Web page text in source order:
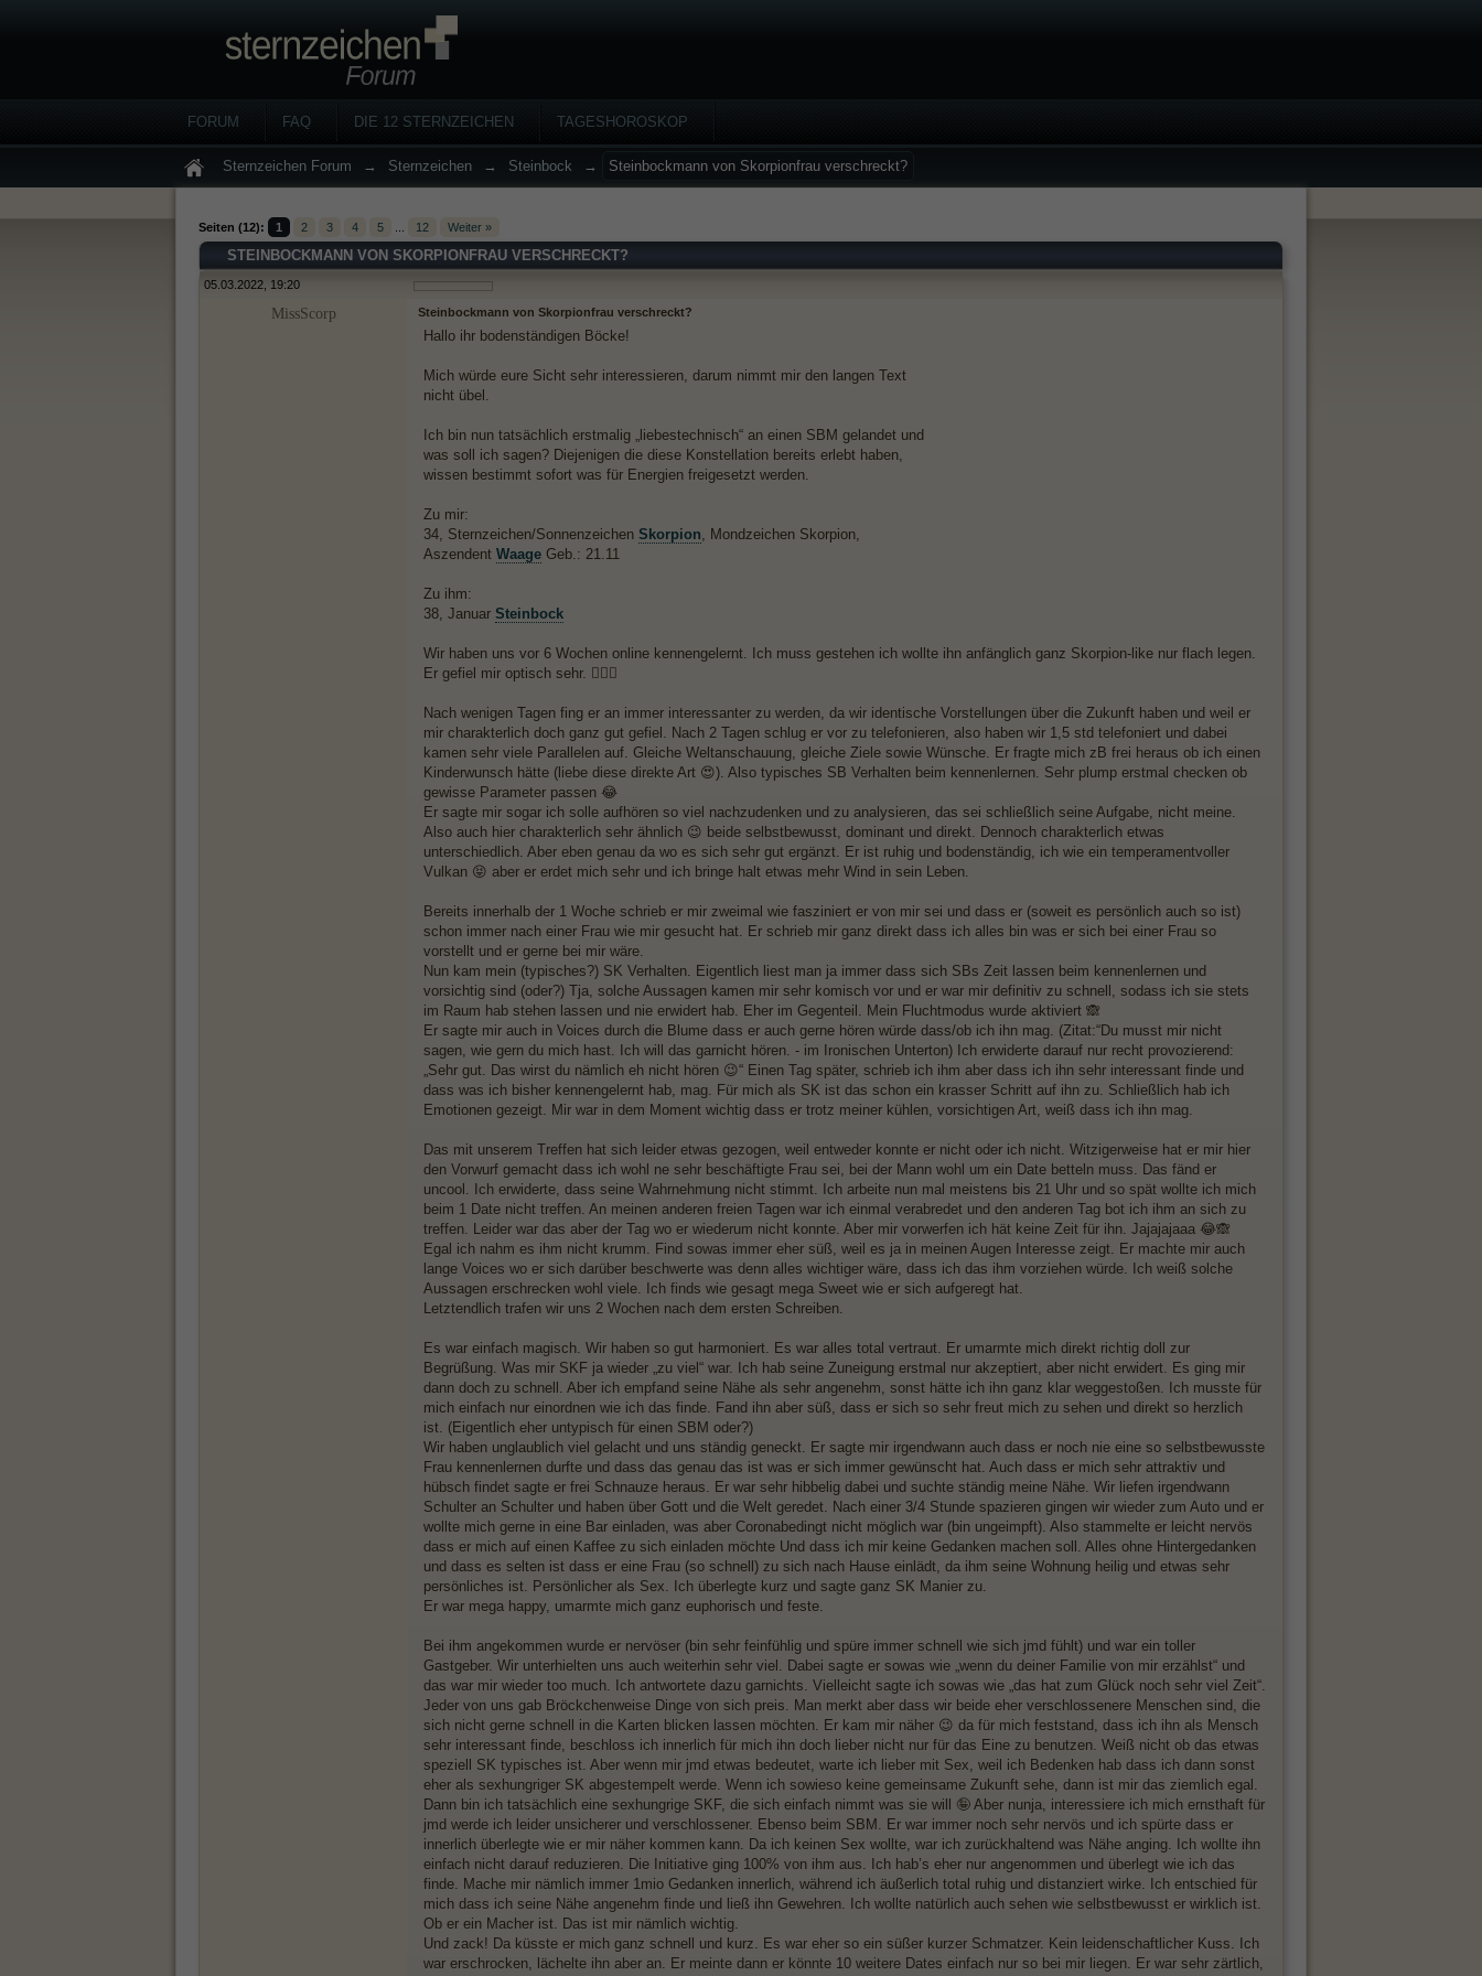
FORUM FAQ DIE 12 STERNZEICHEN TAGESHOROSKOP
Sternzeichen Forum → Sternzeichen → Steinbock → Steinbockmann von Skorpionfrau verschreckt?
Seiten (12): 1 2 3 4 5 12 Weiter »
STEINBOCKMANN VON SKORPIONFRAU VERSCHRECKT?
05.03.2022, 19:20
MissScorp Steinbockmann von Skorpionfrau verschreckt?
Hallo ihr bodenständigen Böcke!
Mich würde eure Sicht sehr interessieren, darum nimmt mir den langen Text
nicht übel.
Ich bin nun tatsächlich erstmalig „liebestechnisch“ an einen SBM gelandet und
was soll ich sagen? Diejenigen die diese Konstellation bereits erlebt haben,
wissen bestimmt sofort was für Energien freigesetzt werden.
Zu mir:
34, Sternzeichen/Sonnenzeichen Skorpion, Mondzeichen Skorpion,
Aszendent Waage Geb.: 21.11
Zu ihm:
38, Januar Steinbock
Wir haben uns vor 6 Wochen online kennengelernt. Ich muss gestehen ich wollte ihn anfänglich ganz Skorpion-like nur flach legen.
Er gefiel mir optisch sehr. 🤷🏼‍♀️
Nach wenigen Tagen fing er an immer interessanter zu werden, da wir identische Vorstellungen über die Zukunft haben und weil er
mir charakterlich doch ganz gut gefiel. Nach 2 Tagen schlug er vor zu telefonieren, also haben wir 1,5 std telefoniert und dabei
kamen sehr viele Parallelen auf. Gleiche Weltanschauung, gleiche Ziele sowie Wünsche. Er fragte mich zB frei heraus ob ich einen
Kinderwunsch hätte (liebe diese direkte Art 😍). Also typisches SB Verhalten beim kennenlernen. Sehr plump erstmal checken ob
gewisse Parameter passen 😂
Er sagte mir sogar ich solle aufhören so viel nachzudenken und zu analysieren, das sei schließlich seine Aufgabe, nicht meine.
Also auch hier charakterlich sehr ähnlich 😉 beide selbstbewusst, dominant und direkt. Dennoch charakterlich etwas
unterschiedlich. Aber eben genau da wo es sich sehr gut ergänzt. Er ist ruhig und bodenständig, ich wie ein temperamentvoller
Vulkan 😝 aber er erdet mich sehr und ich bringe halt etwas mehr Wind in sein Leben.
Bereits innerhalb der 1 Woche schrieb er mir zweimal wie fasziniert er von mir sei und dass er (soweit es persönlich auch so ist)
schon immer nach einer Frau wie mir gesucht hat. Er schrieb mir ganz direkt dass ich alles bin was er sich bei einer Frau so
vorstellt und er gerne bei mir wäre.
Nun kam mein (typisches?) SK Verhalten. Eigentlich liest man ja immer dass sich SBs Zeit lassen beim kennenlernen und
vorsichtig sind (oder?) Tja, solche Aussagen kamen mir sehr komisch vor und er war mir definitiv zu schnell, sodass ich sie stets
im Raum hab stehen lassen und nie erwidert hab. Eher im Gegenteil. Mein Fluchtmodus wurde aktiviert 🙈
Er sagte mir auch in Voices durch die Blume dass er auch gerne hören würde dass/ob ich ihn mag. (Zitat:“Du musst mir nicht
sagen, wie gern du mich hast. Ich will das garnicht hören. - im Ironischen Unterton) Ich erwiderte darauf nur recht provozierend:
„Sehr gut. Das wirst du nämlich eh nicht hören 😉“ Einen Tag später, schrieb ich ihm aber dass ich ihn sehr interessant finde und
dass was ich bisher kennengelernt hab, mag. Für mich als SK ist das schon ein krasser Schritt auf ihn zu. Schließlich hab ich
Emotionen gezeigt. Mir war in dem Moment wichtig dass er trotz meiner kühlen, vorsichtigen Art, weiß dass ich ihn mag.
Das mit unserem Treffen hat sich leider etwas gezogen, weil entweder konnte er nicht oder ich nicht. Witzigerweise hat er mir hier
den Vorwurf gemacht dass ich wohl ne sehr beschäftigte Frau sei, bei der Mann wohl um ein Date betteln muss. Das fänd er
uncool. Ich erwiderte, dass seine Wahrnehmung nicht stimmt. Ich arbeite nun mal meistens bis 21 Uhr und so spät wollte ich mich
beim 1 Date nicht treffen. An meinen anderen freien Tagen war ich einmal verabredet und den anderen Tag bot ich ihm an sich zu
treffen. Leider war das aber der Tag wo er wiederum nicht konnte. Aber mir vorwerfen ich hät keine Zeit für ihn. Jajajajaaa 😂🙈
Egal ich nahm es ihm nicht krumm. Find sowas immer eher süß, weil es ja in meinen Augen Interesse zeigt. Er machte mir auch
lange Voices wo er sich darüber beschwerte was denn alles wichtiger wäre, dass ich das ihm vorziehen würde. Ich weiß solche
Aussagen erschrecken wohl viele. Ich finds wie gesagt mega Sweet wie er sich aufgeregt hat.
Letztendlich trafen wir uns 2 Wochen nach dem ersten Schreiben.
Es war einfach magisch. Wir haben so gut harmoniert. Es war alles total vertraut. Er umarmte mich direkt richtig doll zur
Begrüßung. Was mir SKF ja wieder „zu viel“ war. Ich hab seine Zuneigung erstmal nur akzeptiert, aber nicht erwidert. Es ging mir
dann doch zu schnell. Aber ich empfand seine Nähe als sehr angenehm, sonst hätte ich ihn ganz klar weggestoßen. Ich musste für
mich einfach nur einordnen wie ich das finde. Fand ihn aber süß, dass er sich so sehr freut mich zu sehen und direkt so herzlich
ist. (Eigentlich eher untypisch für einen SBM oder?)
Wir haben unglaublich viel gelacht und uns ständig geneckt. Er sagte mir irgendwann auch dass er noch nie eine so selbstbewusste
Frau kennenlernen durfte und dass das genau das ist was er sich immer gewünscht hat. Auch dass er mich sehr attraktiv und
hübsch findet sagte er frei Schnauze heraus. Er war sehr hibbelig dabei und suchte ständig meine Nähe. Wir liefen irgendwann
Schulter an Schulter und haben über Gott und die Welt geredet. Nach einer 3/4 Stunde spazieren gingen wir wieder zum Auto und er
wollte mich gerne in eine Bar einladen, was aber Coronabedingt nicht möglich war (bin ungeimpft). Also stammelte er leicht nervös
dass er mich auf einen Kaffee zu sich einladen möchte Und dass ich mir keine Gedanken machen soll. Alles ohne Hintergedanken
und dass es selten ist dass er eine Frau (so schnell) zu sich nach Hause einlädt, da ihm seine Wohnung heilig und etwas sehr
persönliches ist. Persönlicher als Sex. Ich überlegte kurz und sagte ganz SK Manier zu.
Er war mega happy, umarmte mich ganz euphorisch und feste.
Bei ihm angekommen wurde er nervöser (bin sehr feinfühlig und spüre immer schnell wie sich jmd fühlt) und war ein toller
Gastgeber. Wir unterhielten uns auch weiterhin sehr viel. Dabei sagte er sowas wie „wenn du deiner Familie von mir erzählst“ und
das war mir wieder too much. Ich antwortete dazu garnichts. Vielleicht sagte ich sowas wie „das hat zum Glück noch sehr viel Zeit“.
Jeder von uns gab Bröckchenweise Dinge von sich preis. Man merkt aber dass wir beide eher verschlossenere Menschen sind, die
sich nicht gerne schnell in die Karten blicken lassen möchten. Er kam mir näher 😉 da für mich feststand, dass ich ihn als Mensch
sehr interessant finde, beschloss ich innerlich für mich ihn doch lieber nicht nur für das Eine zu benutzen. Weiß nicht ob das etwas
speziell SK typisches ist. Aber wenn mir jmd etwas bedeutet, warte ich lieber mit Sex, weil ich Bedenken hab dass ich dann sonst
eher als sexhungriger SK abgestempelt werde. Wenn ich sowieso keine gemeinsame Zukunft sehe, dann ist mir das ziemlich egal.
Dann bin ich tatsächlich eine sexhungrige SKF, die sich einfach nimmt was sie will 🤪 Aber nunja, interessiere ich mich ernsthaft für
jmd werde ich leider unsicherer und verschlossener. Ebenso beim SBM. Er war immer noch sehr nervös und ich spürte dass er
innerlich überlegte wie er mir näher kommen kann. Da ich keinen Sex wollte, war ich zurückhaltend was Nähe anging. Ich wollte ihn
einfach nicht darauf reduzieren. Die Initiative ging 100% von ihm aus. Ich hab’s eher nur angenommen und überlegt wie ich das
finde. Mache mir nämlich immer 1mio Gedanken innerlich, während ich äußerlich total ruhig und distanziert wirke. Ich entschied für
mich dass ich seine Nähe angenehm finde und ließ ihn Gewehren. Ich wollte natürlich auch sehen wie selbstbewusst er wirklich ist.
Ob er ein Macher ist. Das ist mir nämlich wichtig.
Und zack! Da küsste er mich ganz schnell und kurz. Es war eher so ein süßer kurzer Schmatzer. Kein leidenschaftlicher Kuss. Ich
war erschrocken, lächelte ihn aber an. Er meinte dann er könnte 10 weitere Dates einfach nur so bei mir liegen. Er war sehr zärtlich,